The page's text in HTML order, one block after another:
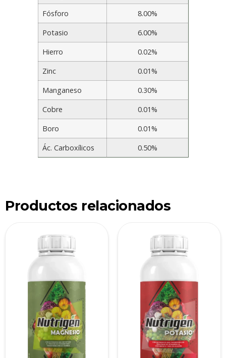
Fósforo
8.00%
Potasio
6.00%
Hierro
0.02%
Zinc
0.01%
Manganeso
0.30%
Cobre
0.01%
Boro
0.01%
Ác. Carboxílicos
0.50%
Productos relacionados